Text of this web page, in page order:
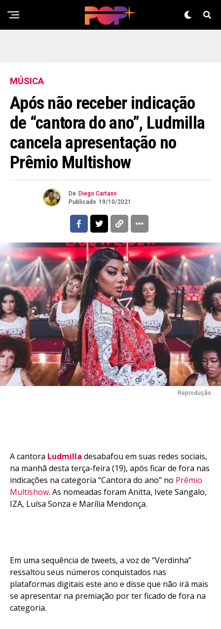
MÚSICA
Após não receber indicação
de “cantora do ano”, Ludmilla
cancela apresentação no
Prêmio Multishow
De Diego Cartaxo
Publicado 19/10/2021
Reprodução
A cantora Ludmilla desabafou em suas redes sociais,
na manhã desta terça-feira (19), após ficar de fora nas
indicações na categoria “Cantora do ano” no Prêmio
Multishow. As nomeadas foram Anitta, Ivete Sangalo,
IZA, Luísa Sonza e Marília Mendonça.
Em uma sequência de tweets, a voz de “Verdinha”
ressaltou seus números conquistados nas
plataformas digitais este ano e disse que não irá mais
se apresentar na premiação por ter ficado de fora na
categoria.
Flipboard
Reddit